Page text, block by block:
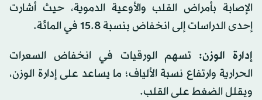
الإصابة بأمراض القلب والأوعية الدموية، حيث أشارت
إحدى الدراسات إلى انخفاض بنسبة 15.8 في المائة.
إدارة الوزن: تسهم الورقيات في انخفاض السعرات
الحرارية وارتفاع نسبة الألياف؛ ما يساعد على إدارة الوزن،
ويقلل الضغط على القلب.